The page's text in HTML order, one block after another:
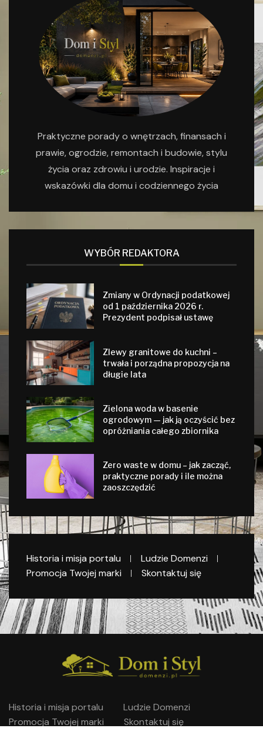
Praktyczne porady o wnętrzach, finansach i
prawie, ogrodzie, remontach i budowie, stylu
życia oraz zdrowiu i urodzie. Inspiracje i
wskazówki dla domu i codziennego życia
WYBÓR REDAKTORA
Zmiany w Ordynacji podatkowej
od 1 października 2026 r.
Prezydent podpisał ustawę
Zlewy granitowe do kuchni –
trwała i porządna propozycja na
długie lata
Zielona woda w basenie
ogrodowym — jak ją oczyścić bez
opróżniania całego zbiornika
Zero waste w domu – jak zacząć,
praktyczne porady i ile można
zaoszczędzić
Historia i misja portalu
Ludzie Domenzi
Promocja Twojej marki
Skontaktuj się
Historia i misja portalu
Ludzie Domenzi
Promocja Twojej marki
Skontaktuj się